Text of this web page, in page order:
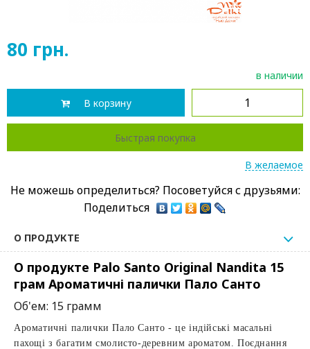
80 грн.
в наличии
В корзину
Быстрая покупка
В желаемое
Не можешь определиться? Посоветуйся с друзьями:
Поделиться
О ПРОДУКТЕ
О продукте Pаlo Santo Original Nandita 15
грам Ароматичні палички Пало Санто
Об'ем: 15 грамм
Ароматичні палички Пало Санто - це індійські масальні
пахощі з багатим смолисто-деревним ароматом. Поєднання